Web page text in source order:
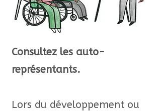
Consultez les auto-
représentants.
Lors du développement ou